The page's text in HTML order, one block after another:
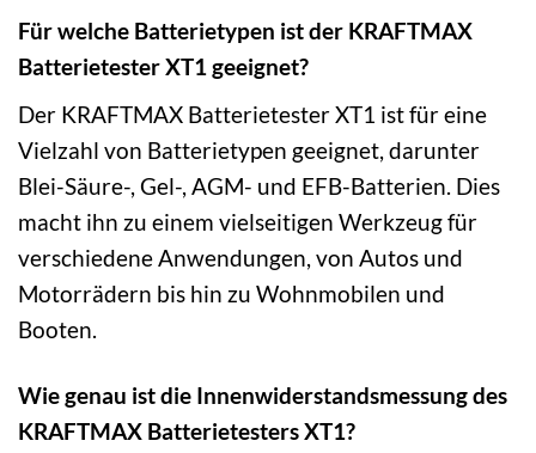
Für welche Batterietypen ist der KRAFTMAX
Batterietester XT1 geeignet?
Der KRAFTMAX Batterietester XT1 ist für eine
Vielzahl von Batterietypen geeignet, darunter
Blei-Säure-, Gel-, AGM- und EFB-Batterien. Dies
macht ihn zu einem vielseitigen Werkzeug für
verschiedene Anwendungen, von Autos und
Motorrädern bis hin zu Wohnmobilen und
Booten.
Wie genau ist die Innenwiderstandsmessung des
KRAFTMAX Batterietesters XT1?